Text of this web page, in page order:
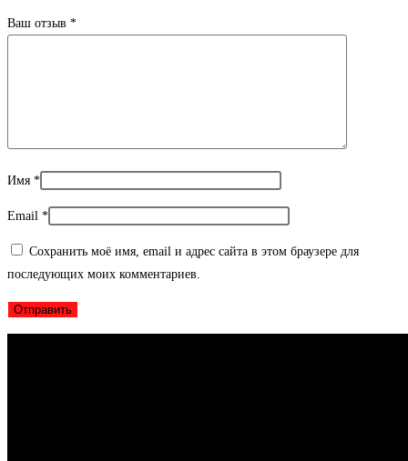
Ваш отзыв *
Имя *
Email *
Сохранить моё имя, email и адрес сайта в этом браузере для
последующих моих комментариев.